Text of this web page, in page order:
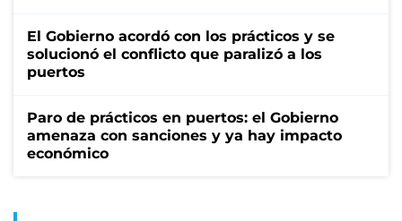
El Gobierno acordó con los prácticos y se
solucionó el conflicto que paralizó a los
puertos
Paro de prácticos en puertos: el Gobierno
amenaza con sanciones y ya hay impacto
económico